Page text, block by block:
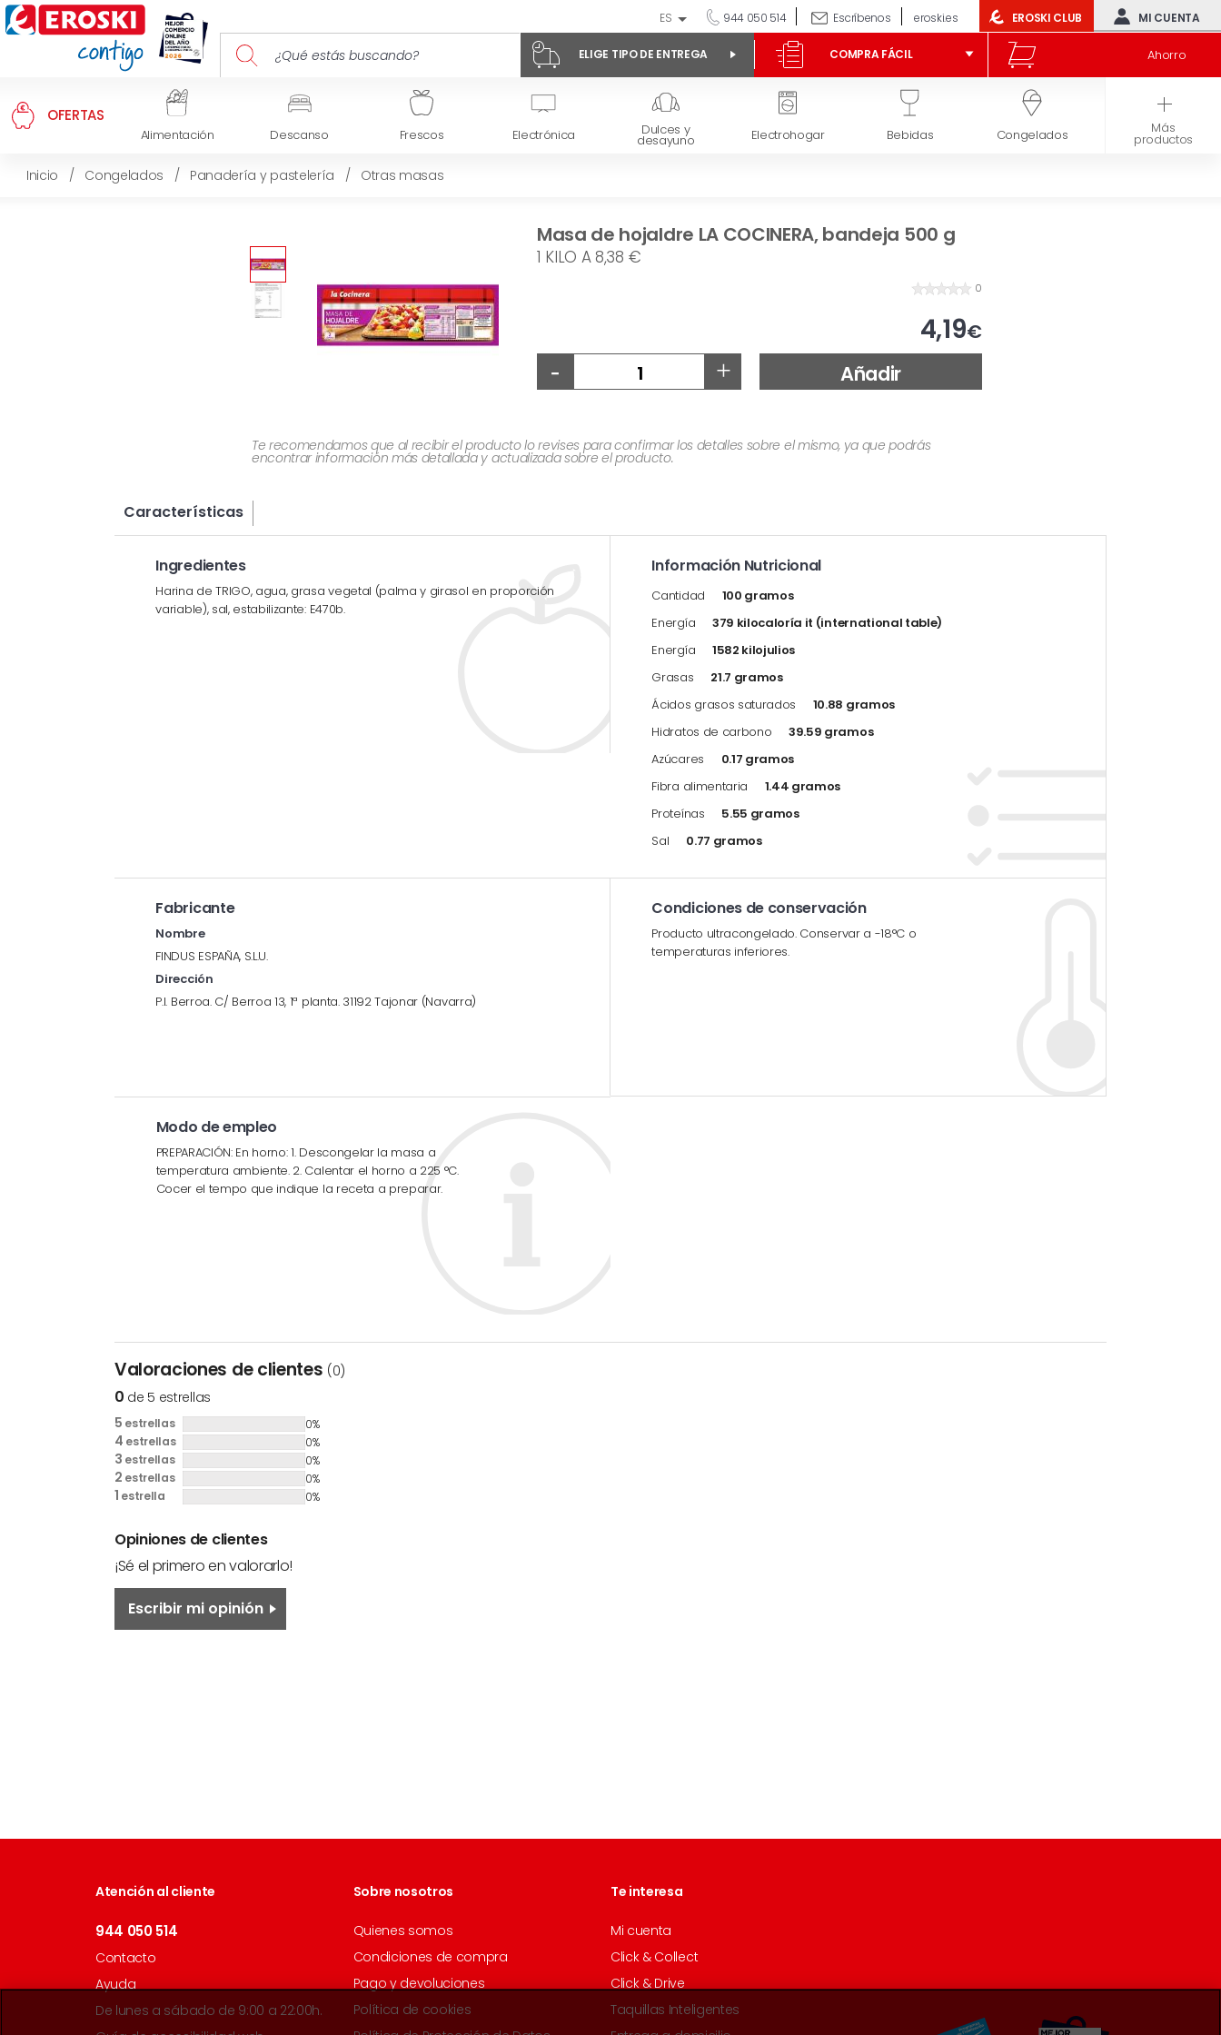
ES 944 050 514 Escríbenos eroski.es EROSKI CLUB MI CUENTA
ELIGE TIPO DE ENTREGA COMPRA FÁCIL Ahorro
OFERTAS
Alimentación Descanso Frescos Electrónica Dulces y
desayuno Electrohogar Bebidas Congelados Higiene y belleza
Más
productos
Inicio / Congelados / Panadería y pastelería / Otras masas
Masa de hojaldre LA COCINERA, bandeja 500 g
0
4,19€
1 KILO A 8,38 €
- + Añadir
Te recomendamos que al recibir el producto lo revises para confirmar los detalles sobre el mismo, ya que podrás
encontrar información más detallada y actualizada sobre el producto.
Características
Ingredientes
Harina de TRIGO, agua, grasa vegetal (palma y girasol en proporción
variable), sal, estabilizante: E470b.
Información Nutricional
Cantidad
100 gramos
Energía
379 kilocaloría it (international table)
Energía
1582 kilojulios
Grasas
21.7 gramos
Ácidos grasos saturados
10.88 gramos
Hidratos de carbono
39.59 gramos
Azúcares
0.17 gramos
Fibra alimentaria
1.44 gramos
Proteínas
5.55 gramos
Sal
0.77 gramos
Fabricante
Nombre
FINDUS ESPAÑA, S.L.U.
Dirección
P.I. Berroa. C/ Berroa 13, 1ª planta. 31192 Tajonar (Navarra)
Condiciones de conservación
Producto ultracongelado. Conservar a -18°C o
temperaturas inferiores.
Modo de empleo
PREPARACIÓN: En horno: 1. Descongelar la masa a
temperatura ambiente. 2. Calentar el horno a 225 °C.
Cocer el tempo que indique la receta a preparar.
Valoraciones de clientes (0)
0 de 5 estrellas
5 estrellas 0%
4 estrellas 0%
3 estrellas 0%
2 estrellas 0%
1 estrella 0%
Opiniones de clientes
¡Sé el primero en valorarlo!
Escribir mi opinión
Atención al cliente
944 050 514
Contacto
Ayuda
De lunes a sábado de 9:00 a 22:00h.
Sobre nosotros
Quienes somos
Condiciones de compra
Pago y devoluciones
Política de cookies
Te interesa
Mi cuenta
Click & Collect
Click & Drive
Taquillas Inteligentes